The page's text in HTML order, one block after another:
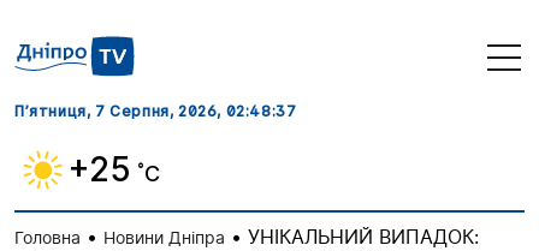
П’ятниця, 7 Серпня, 2026, 02:48:38
+25 ˚C
Головна • Новини Дніпра • УНІКАЛЬНИЙ ВИПАДОК: